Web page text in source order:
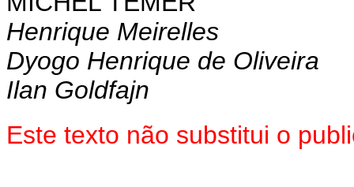
Henrique Meirelles
Dyogo Henrique de Oliveira
Ilan Goldfajn
Este texto não substitui o